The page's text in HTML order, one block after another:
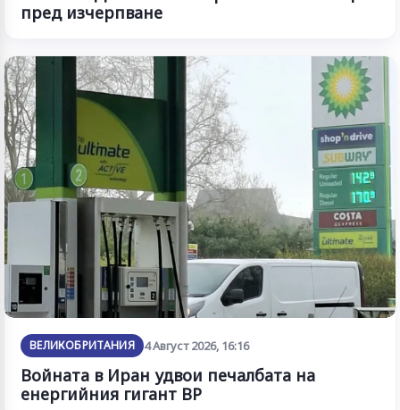
пред изчерпване
ВЕЛИКОБРИТАНИЯ 4 Август 2026, 16:16
Войната в Иран удвои печалбата на
енергийния гигант BP